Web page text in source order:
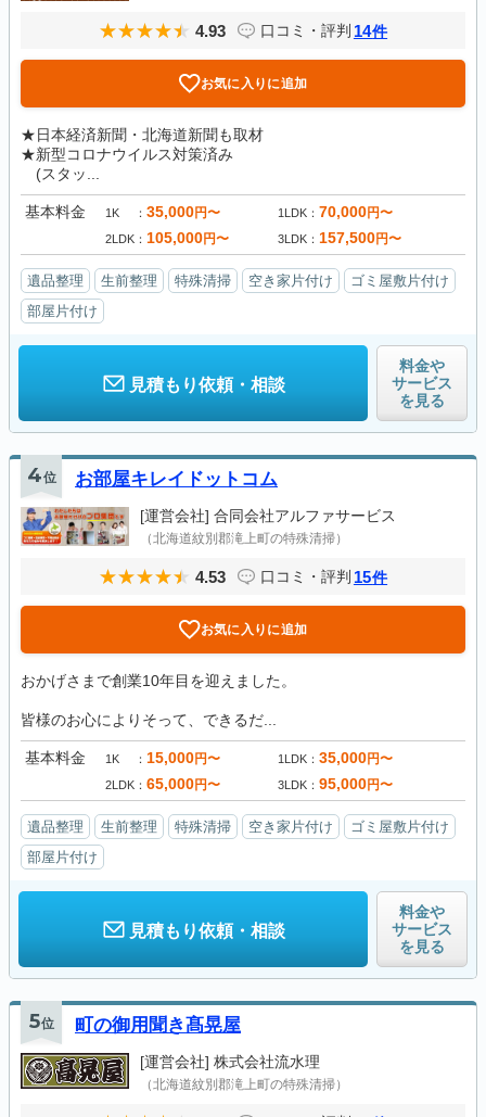
4.93 口コミ・評判 14件
お気に入りに追加
★日本経済新聞・北海道新聞も取材
★新型コロナウイルス対策済み
(スタッ...
基本料金 1K 35,000円〜 1LDK 70,000円〜
2LDK 105,000円〜 3LDK 157,500円〜
遺品整理 生前整理 特殊清掃 空き家片付け
ゴミ屋敷片付け
部屋片付け
見積もり依頼・相談
料金や
サービス
を見る
4位 お部屋キレイドットコム
[運営会社] 合同会社アルファサービス
（北海道紋別郡滝上町の特殊清掃）
4.53 口コミ・評判 15件
お気に入りに追加
おかげさまで創業10年目を迎えました。
皆様のお心によりそって、できるだ...
基本料金 1K 15,000円〜 1LDK 35,000円〜
2LDK 65,000円〜 3LDK 95,000円〜
遺品整理 生前整理 特殊清掃 空き家片付け
ゴミ屋敷片付け
部屋片付け
見積もり依頼・相談
料金や
サービス
を見る
5位 町の御用聞き髙晃屋
[運営会社] 株式会社流水理
（北海道紋別郡滝上町の特殊清掃）